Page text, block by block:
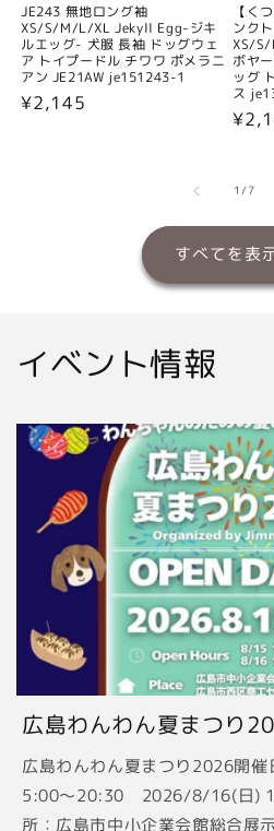
JE243 無地ロング袖
XS/S/M/L/XL Jekyll Egg-ジキ
ルエッグ- 犬服 長袖 ドッグウェ
ア トイプードル チワワ ポメラニ
アン JE21AW je151243-1
通
¥2,145
【く
ンク
XS/
ボヤ
ッグ
ス
通
格
1/の
7
すべてを表
イベント情報
広島わんわん夏まつり
広島わんわん夏まつり2026開
5:00〜20:30 2026/8/16(日)
所：広島市中小企業会館総合